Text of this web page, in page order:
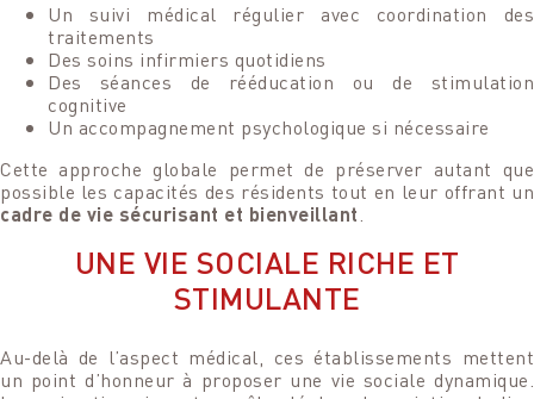
Un suivi médical régulier avec coordination des
traitements
Des soins infirmiers quotidiens
Des séances de rééducation ou de stimulation
cognitive
Un accompagnement psychologique si nécessaire
Cette approche globale permet de préserver autant que
possible les capacités des résidents tout en leur offrant un
cadre de vie sécurisant et bienveillant
UNE VIE SOCIALE RICHE ET
STIMULANTE
Au-delà de l’aspect médical, ces établissements mettent
un point d’honneur à proposer une vie sociale dynamique.
MEYLIN CANTON
Je suis à votre entière disposition pour répondre à toutes
Programmer une visite
DE LA RÉSIDENCE
Nous sommes à votre entière disposition pour
programmer avec vous une visite de la résidence et
pouvoir également répondre à toutes vos questions.